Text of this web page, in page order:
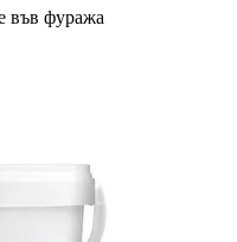
във фуража